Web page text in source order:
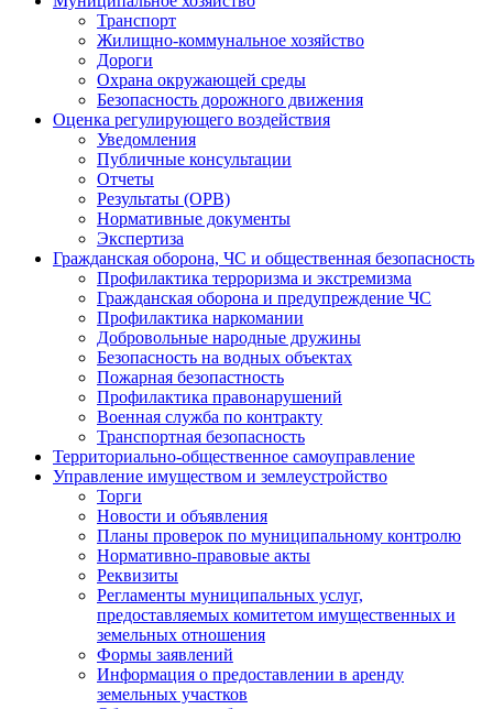
Транспорт
Жилищно-коммунальное хозяйство
Дороги
Охрана окружающей среды
Безопасность дорожного движения
Оценка регулирующего воздействия
Уведомления
Публичные консультации
Отчеты
Результаты (ОРВ)
Нормативные документы
Экспертиза
Гражданская оборона, ЧС и общественная безопасность
Профилактика терроризма и экстремизма
Гражданская оборона и предупреждение ЧС
Профилактика наркомании
Добровольные народные дружины
Безопасность на водных объектах
Пожарная безопастность
Профилактика правонарушений
Военная служба по контракту
Транспортная безопасность
Территориально-общественное самоуправление
Управление имуществом и землеустройство
Торги
Новости и объявления
Планы проверок по муниципальному контролю
Нормативно-правовые акты
Реквизиты
Регламенты муниципальных услуг,
предоставляемых комитетом имущественных и
земельных отношения
Формы заявлений
Информация о предоставлении в аренду
земельных участков